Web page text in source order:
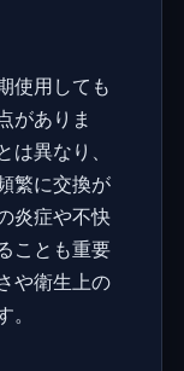
使用しても
がありま
異なり、
繁に交換が
炎症や不快
ことも重要
や衛生上の